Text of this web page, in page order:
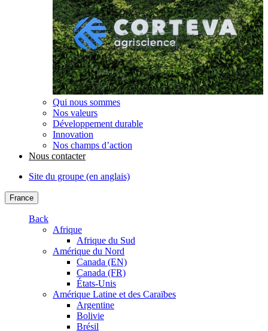
Qui nous sommes
Nos valeurs
Développement durable
Innovation
Nos champs d’action
Nous contacter
Site du groupe (en anglais)
France
Back
Afrique
Afrique du Sud
Amérique du Nord
Canada (EN)
Canada (FR)
États-Unis
Amérique Latine et des Caraïbes
Argentine
Bolivie
Brésil